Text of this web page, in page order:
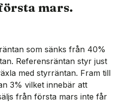
mars.
som sänks från 40%
Referensräntan styr just
med styrräntan. Fram till
3% vilket innebär att
från första mars inte får